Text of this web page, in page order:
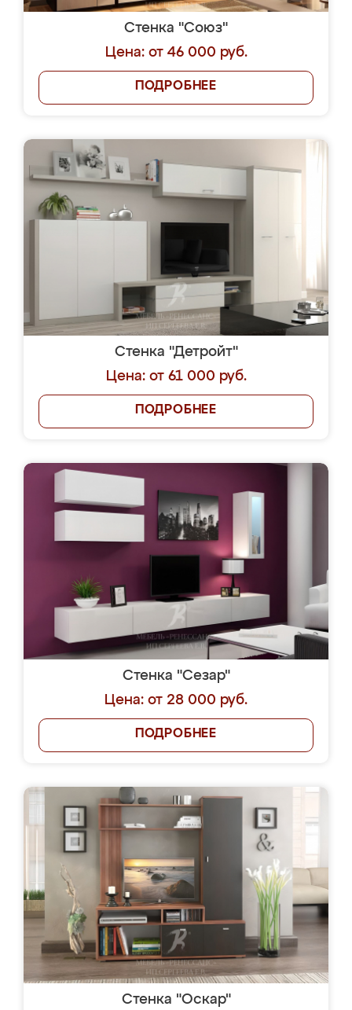
Стенка "Союз"
Цена: от 46 000 руб.
ПОДРОБНЕЕ
Стенка "Детройт"
Цена: от 61 000 руб.
ПОДРОБНЕЕ
Стенка "Сезар"
Цена: от 28 000 руб.
ПОДРОБНЕЕ
Стенка "Оскар"